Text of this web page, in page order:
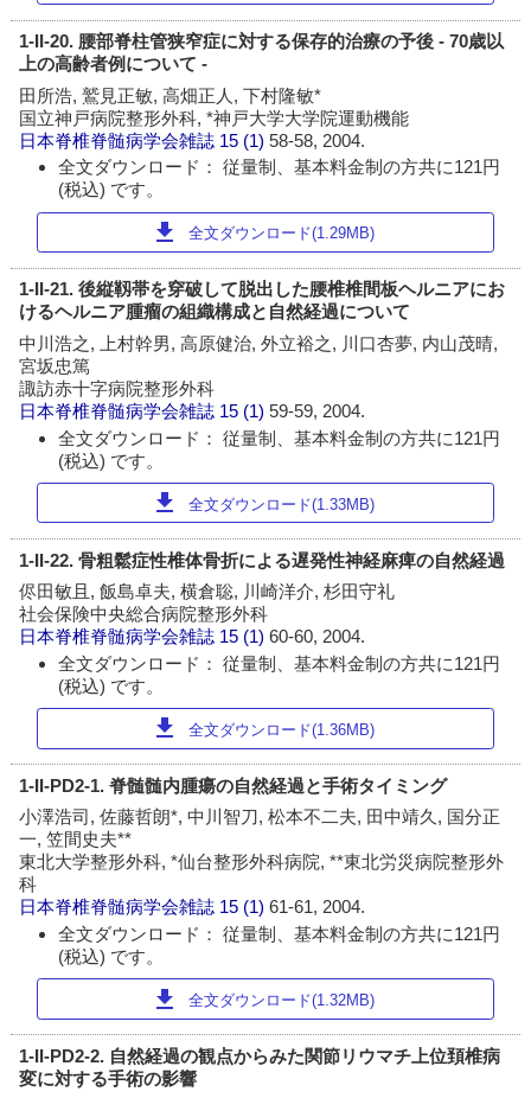
1-II-20. 腰部脊柱管狭窄症に対する保存的治療の予後 - 70歳以
上の高齢者例について -
田所浩, 鷲見正敏, 高畑正人, 下村隆敏*
国立神戸病院整形外科, *神戸大学大学院運動機能
日本脊椎脊髄病学会雑誌 15 (1)58-58, 2004.
全文ダウンロード： 従量制、基本料金制の方共に121円
(税込) です。
download 全文ダウンロード(1.29MB)
1-II-21. 後縦靱帯を穿破して脱出した腰椎椎間板ヘルニアにお
けるヘルニア腫瘤の組織構成と自然経過について
中川浩之, 上村幹男, 高原健治, 外立裕之, 川口杏夢, 内山茂晴,
宮坂忠篤
諏訪赤十字病院整形外科
日本脊椎脊髄病学会雑誌 15 (1)59-59, 2004.
全文ダウンロード： 従量制、基本料金制の方共に121円
(税込) です。
download 全文ダウンロード(1.33MB)
1-II-22. 骨粗鬆症性椎体骨折による遅発性神経麻痺の自然経過
侭田敏且, 飯島卓夫, 横倉聡, 川崎洋介, 杉田守礼
社会保険中央総合病院整形外科
日本脊椎脊髄病学会雑誌 15 (1)60-60, 2004.
全文ダウンロード： 従量制、基本料金制の方共に121円
(税込) です。
download 全文ダウンロード(1.36MB)
1-II-PD2-1. 脊髄髄内腫瘍の自然経過と手術タイミング
小澤浩司, 佐藤哲朗*, 中川智刀, 松本不二夫, 田中靖久, 国分正
一, 笠間史夫**
東北大学整形外科, *仙台整形外科病院, **東北労災病院整形外
科
日本脊椎脊髄病学会雑誌 15 (1)61-61, 2004.
全文ダウンロード： 従量制、基本料金制の方共に121円
(税込) です。
download 全文ダウンロード(1.32MB)
1-II-PD2-2. 自然経過の観点からみた関節リウマチ上位頚椎病
変に対する手術の影響